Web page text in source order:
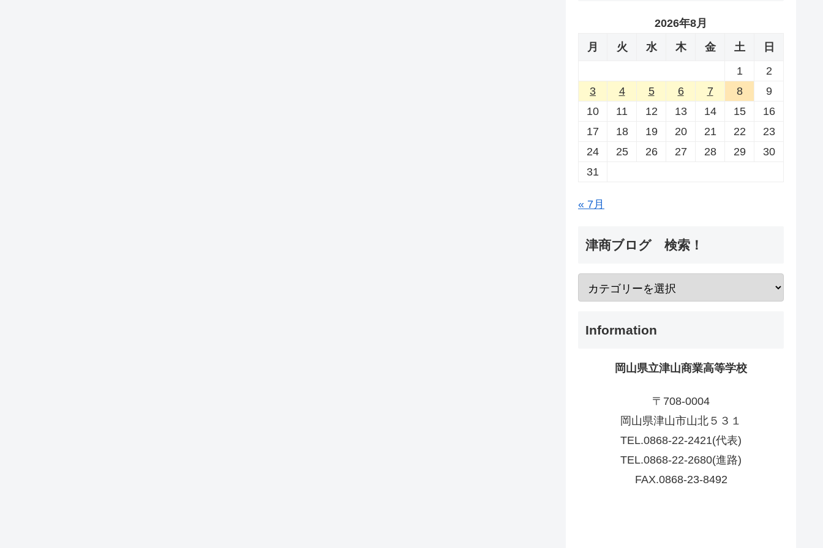
2026年8月
月
火 水 木 金 土
日
1
2
3
4 5 6 7 8
9
10
11 12 13 14 15
16
17
18 19 20 21 22
23
24
25 26 27 28 29
30
31
« 7月
津商ブログ 検索！
Information
岡山県立津山商業高等学校
〒708-0004
岡山県津山市山北５３１
TEL.0868-22-2421(代表)
TEL.0868-22-2680(進路)
FAX.0868-23-8492